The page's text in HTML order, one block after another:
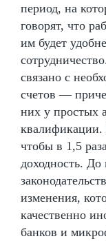
период, на
говорят, что
им будет
связано с
счетов —
них у простых
квалификации.
чтобы в 1,5
доходность. До
изменения,
качественно
банков и